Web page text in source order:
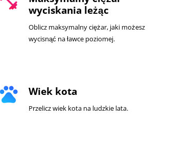
wyciskania leżąc
Oblicz maksymalny ciężar, jaki możesz
wycisnąć na ławce poziomej.
pets Wiek kota
Przelicz wiek kota na ludzkie lata.